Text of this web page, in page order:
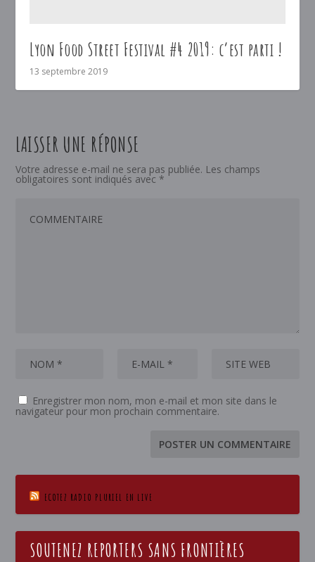
Lyon Food Street Festival #4 2019: c’est parti !
13 septembre 2019
LAISSER UNE RÉPONSE
Votre adresse e-mail ne sera pas publiée. Les champs
obligatoires sont indiqués avec *
Enregistrer mon nom, mon e-mail et mon site dans le
navigateur pour mon prochain commentaire.
ECOTEZ RADIO PLURIEL EN LIVE
SOUTENEZ REPORTERS SANS FRONTIÈRES